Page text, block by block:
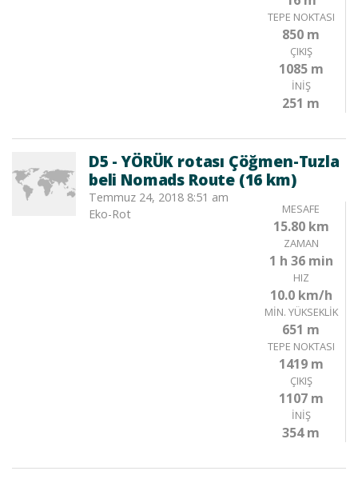
TEPE NOKTASI
850 m
ÇIKIŞ
1085 m
İNIŞ
251 m
D5 - YÖRÜK rotası Çöğmen-Tuzla
beli Nomads Route (16 km)
MESAFE
15.80 km
ZAMAN
1 h 36 min
HIZ
10.0 km/h
MIN. YÜKSEKLIK
651 m
TEPE NOKTASI
1419 m
ÇIKIŞ
1107 m
İNIŞ
354 m
Temmuz 24, 2018 8:51 am
Eko-Rot